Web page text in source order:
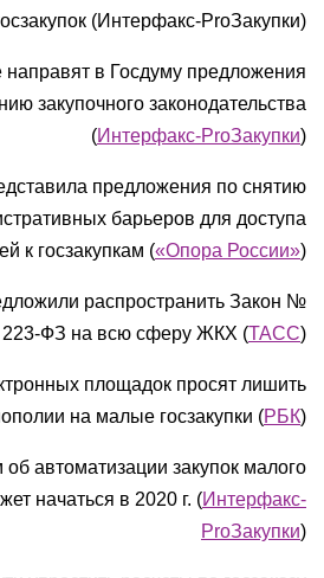
(Интерфакс-ProЗакупки)
направят в Госдуму предложения
закупочного законодательства
(Интерфакс-ProЗакупки)
предложения по снятию
барьеров для доступа
к госзакупкам («Опора России»)
распространить Закон №
223-ФЗ на всю сферу ЖКХ (ТАСС)
площадок просят лишить
на малые госзакупки (РБК)
об автоматизации закупок малого
начаться в 2020 г. (Интерфакс-
ProЗакупки)